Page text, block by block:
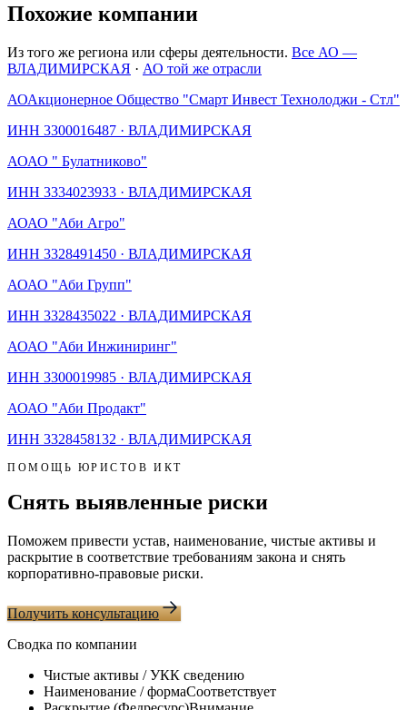
Похожие компании
Из того же региона или сферы деятельности. Все АО —
ВЛАДИМИРСКАЯ · АО той же отрасли
АОАкционерное Общество "Смарт Инвест Технолоджи - Стл"
ИНН 3300016487 · ВЛАДИМИРСКАЯ
АОАО " Булатниково"
ИНН 3334023933 · ВЛАДИМИРСКАЯ
АОАО "Аби Агро"
ИНН 3328491450 · ВЛАДИМИРСКАЯ
АОАО "Аби Групп"
ИНН 3328435022 · ВЛАДИМИРСКАЯ
АОАО "Аби Инжиниринг"
ИНН 3300019985 · ВЛАДИМИРСКАЯ
АОАО "Аби Продакт"
ИНН 3328458132 · ВЛАДИМИРСКАЯ
ПОМОЩЬ ЮРИСТОВ ИКТ
Снять выявленные риски
Поможем привести устав, наименование, чистые активы и
раскрытие в соответствие требованиям закона и снять
корпоративно-правовые риски.
Получить консультацию
Сводка по компании
Чистые активы / УКК сведению
Наименование / формаСоответствует